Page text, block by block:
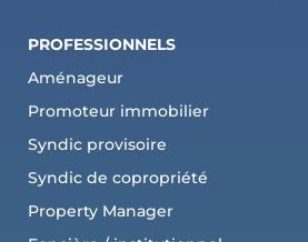
PROFESSIONNELS
Aménageur
Promoteur immobilier
Syndic provisoire
Syndic de copropriété
Property Manager